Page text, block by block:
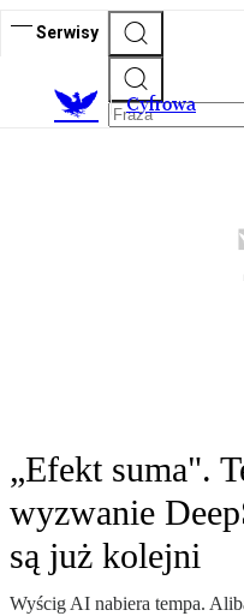
Serwisy
Cyfrowa
„Efekt suma".
wyzwanie
są już kolejni
Wyścig AI nabiera tempa.